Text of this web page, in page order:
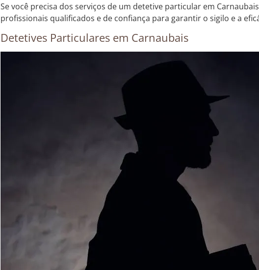
Se você precisa dos serviços de um detetive particular em
profissionais qualificados e de confiança para garantir o sigilo e a
Detetives Particulares em Carnaubais